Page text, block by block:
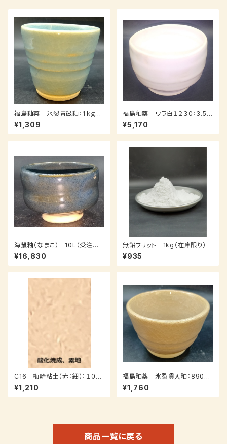
福島釉薬 氷裂青磁釉：1ｋｇ
（受注後7～３０日後発送）
¥1,309
福島釉薬 ワラ白１２３０：3.5k
ｇ（送料込み：レターパックプラ
ス）
¥5,170
海鼠釉（なまこ） 10L（受注後、
7～14日後発送）
¥16,830
無鉛フリット 1kg（在庫限り）
¥935
C16 梅崎粘土（赤：細）：１０ｋ
ｇ
¥1,210
福島釉薬 氷裂貫入釉：890ｇ
（送料込み：クロネコパケット）
（受注後7～３０日後発送）
¥1,760
商品一覧に戻る